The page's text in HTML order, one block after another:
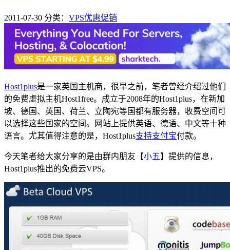
2011-07-30 分类： VPS优惠促销
Host1plus是一家英国主机商，很早之前，笔者曾经介绍过他们
的免费虚拟主机Host1free。成立于2008年的Host1plus，在新加
坡、德国、英国、荷兰、立陶宛等国都有服务器，收费空间可
以选择这些国家的空间。网站上提供英语、德语、中文等十种
语言。尤其值得注意的是，Host1plus支持支付宝付款。
今天笔者给大家分享的是由群内朋友【小五】提供的信息，
Host1plus推出的免费云VPS。